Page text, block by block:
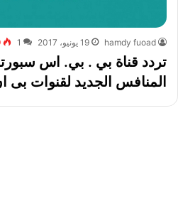
hamdy fuoad 19 يونيو، 2017 1
المنافس الجديد لقنوات